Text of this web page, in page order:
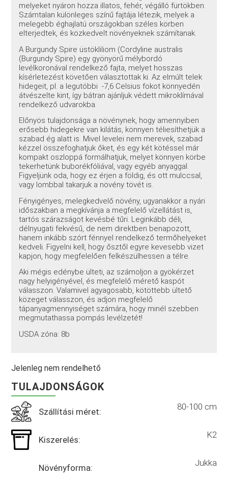
melyeket nyáron hozza illatos, fehér, végálló fürtökben.
Számtalan különleges színű fajtája létezik, melyek a
melegebb éghajlatú országokban széles körben
elterjedtek, és közkedvelt növényeknek számítanak.
A Burgundy Spire üstökliliom (Cordyline australis
(Burgundy Spire) egy gyönyörű mélybordó
levélkoronával rendelkező fajta, melyet hosszas
kísérletezést követően választottak ki. Az elmúlt telek
hidegeit, pl. a legutóbbi -7,6 Celsius fokot könnyedén
átvészelte kint, így bátran ajánljuk védett mikroklímával
rendelkező udvarokba.
Előnyös tulajdonsága a növénynek, hogy amennyiben
erősebb hidegekre van kilátás, könnyen téliesíthetjük a
szabad ég alatt is. Mivel levelei nem merevek, szabad
kézzel összefoghatjuk őket, és egy két kötéssel már
kompakt oszloppá formálhatjuk, melyet könnyen körbe
tekerhetünk buborékfóliával, vagy egyéb anyaggal.
Figyeljünk oda, hogy ez érjen a földig, és ott mulccsal,
vagy lombbal takarjuk a növény tövét is.
Fényigényes, melegkedvelő növény, ugyanakkor a nyári
időszakban a megkívánja a megfelelő vízellátást is,
tartós szárazságot kevésbé tűri. Leginkább déli,
délnyugati fekvésű, de nem direktben benapozott,
hanem inkább szórt fénnyel rendelkező termőhelyeket
kedveli. Figyelni kell, hogy ősztől egyre kevesebb vizet
kapjon, hogy megfelelően felkészülhessen a télre.
Aki mégis edénybe ülteti, az számoljon a gyökérzet
nagy helyigényével, és megfelelő mérető kaspót
válasszon. Valamivel agyagosabb, kötöttebb ültető
közeget válasszon, és adjon megfelelő
tápanyagmennyiséget számára, hogy minél szebben
megmutathassa pompás levélzetét!
USDA zóna: 8b
Jelenleg nem rendelhető
TULAJDONSÁGOK
Szállítási méret: 80-100 cm
Kiszerelés: K2
Növényforma: Jukka